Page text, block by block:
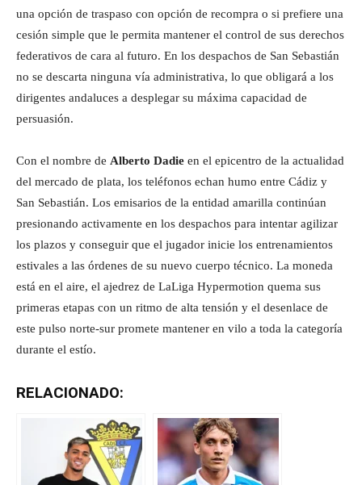
una opción de traspaso con opción de recompra o si prefiere una
cesión simple que le permita mantener el control de sus derechos
federativos de cara al futuro. En los despachos de San Sebastián
no se descarta ninguna vía administrativa, lo que obligará a los
dirigentes andaluces a desplegar su máxima capacidad de
persuasión.
Con el nombre de Alberto Dadie en el epicentro de la actualidad
del mercado de plata, los teléfonos echan humo entre Cádiz y
San Sebastián. Los emisarios de la entidad amarilla continúan
presionando activamente en los despachos para intentar agilizar
los plazos y conseguir que el jugador inicie los entrenamientos
estivales a las órdenes de su nuevo cuerpo técnico. La moneda
está en el aire, el ajedrez de LaLiga Hypermotion quema sus
primeras etapas con un ritmo de alta tensión y el desenlace de
este pulso norte-sur promete mantener en vilo a toda la categoría
durante el estío.
RELACIONADO: